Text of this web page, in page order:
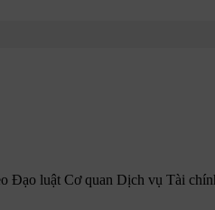
Đạo luật Cơ quan Dịch vụ Tài